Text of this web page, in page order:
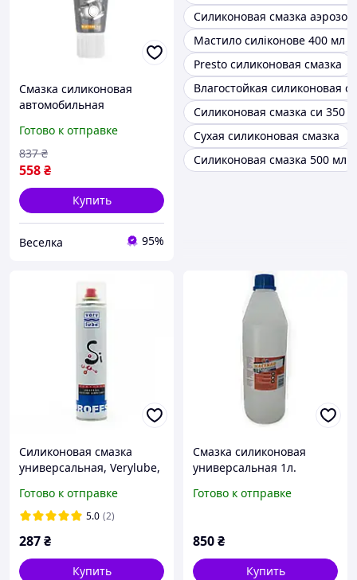
Смазка силиконовая
автомобильная
защиты от коррозии и
снижения трения 50 г
BROWN
Готово к отправке
558₴
837 ₴
Купить
Веселка 95%
Силиконовая смазка
Мастило силіконове 400 мл
Presto силиконовая смазка
Влагостойкая силиконовая
Силиконовая смазка си 350
Сухая силиконовая смазка
Силиконовая смазка 500 мл
Силиконовая смазка
универсальная, Verylube,
Готово к отправке
5.0 (2)
287₴
Купить
Смазка силиконовая
универсальная 1л.
Готово к отправке
850₴
Купить